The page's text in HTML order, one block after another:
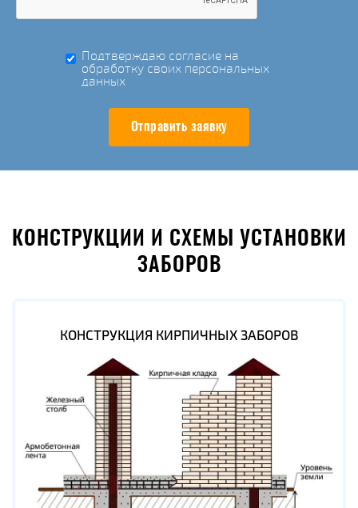
Подтверждаю согласие на
обработку своих персональных
данных
Отправить заявку
КОНСТРУКЦИИ И СХЕМЫ УСТАНОВКИ
ЗАБОРОВ
КОНСТРУКЦИЯ КИРПИЧНЫХ ЗАБОРОВ